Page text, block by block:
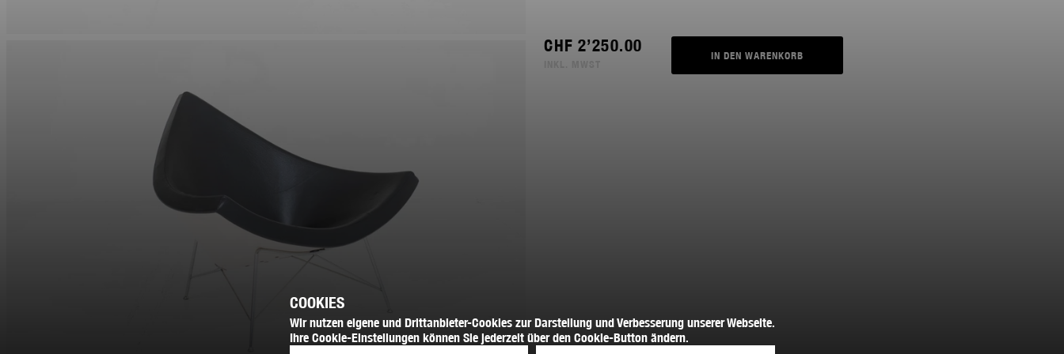
CHF 2’250.00 IN DEN WARENKORB
COOKIES
Wir nutzen eigene und Drittanbieter-Cookies zur Darstellung und Verbesserung unserer Webseite.
Ihre Cookie-Einstellungen können Sie jederzeit über den Cookie-Button ändern.